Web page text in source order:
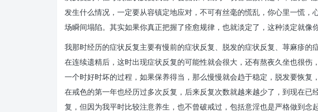
发生什么情况，一定要从容镇定地应对，不可有丝毫的慌乱，你心里一慌
场瞬间塌陷。其实如果你真正把握了痊愈规律，也就淡定了，这种淡定就像
我那时经历的症状反复主要有慢前的症状反复、脱发的症状反复、荨麻疹
在连续遗精后，这时出现症状反复的可能性就会很大，还有熬夜久坐也很
一个时好时坏的过程，如果保养得当，那么慢慢就会趋于稳定，脱发要恢
在戒色的第一年也经历过多次反复，后来反复次数就越来越少了，到现在
复，但因为我平时比较注意养生，也不曾破戒过，包括意淫也是严格做到